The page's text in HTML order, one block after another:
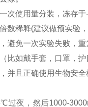
次使用量分装，冻存
数稀释(建议做预实验
避免一次实验失败，
比如戴手套，口罩，
并且正确使用生物安全
过夜，然后1000-